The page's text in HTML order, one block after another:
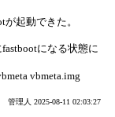
起動できた。
になる状態に
vbmeta.img
管理人 2025-08-11 02:03:27